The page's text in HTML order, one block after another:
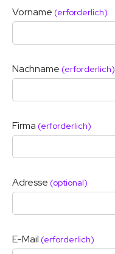
Vorname (erforderlich)
Nachname (erforderlich)
Firma (erforderlich)
Adresse (optional)
E-Mail (erforderlich)